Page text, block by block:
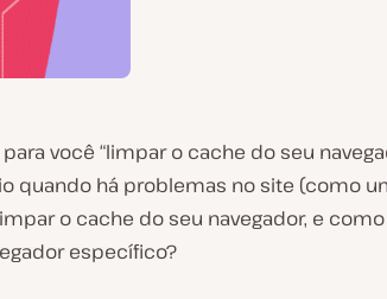
você “limpar o cache do seu
quando há problemas no site (como
o cache do seu navegador, e
específico?